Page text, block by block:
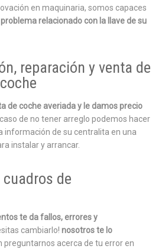
en maquinaria, somos capaces
relacionado con la llave de su
reparación y venta de
de coche averiada y le damos precio
caso de no tener arreglo podemos hacer
información de su centralita en una
instalar y arrancar.
cuadros de
te da fallos, errores y
cambiarlo!nosotros te lo
preguntarnos acerca de tu error en